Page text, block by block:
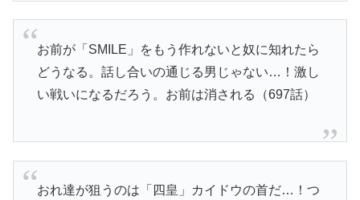
お前が「SMILE」をもう作れないと奴に知れたら
どうなる。話し合いの通じる男じゃない…！激し
い戦いになるだろう。お前は消される（697話）
おれ達が狙うのは「四皇」カイドウの首だ…！つ